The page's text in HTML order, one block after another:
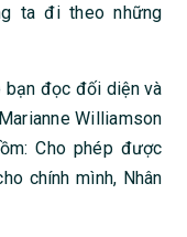
ta đi theo những
bạn đọc đối diện và
Williamson
Cho phép được
chính mình, Nhân